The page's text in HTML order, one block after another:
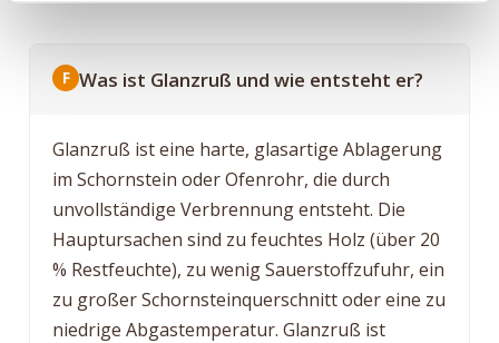
Was ist Glanzruß und wie entsteht er?
Glanzruß ist eine harte, glasartige Ablagerung
im Schornstein oder Ofenrohr, die durch
unvollständige Verbrennung entsteht. Die
Hauptursachen sind zu feuchtes Holz (über 20
% Restfeuchte), zu wenig Sauerstoffzufuhr, ein
zu großer Schornsteinquerschnitt oder eine zu
niedrige Abgastemperatur. Glanzruß ist